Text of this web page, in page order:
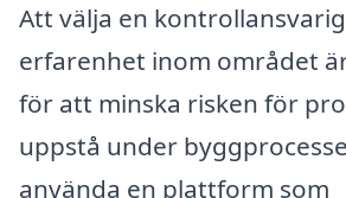
Att välja en
erfarenhet inom området
för att minska risken för
uppstå under
använda en plattform som